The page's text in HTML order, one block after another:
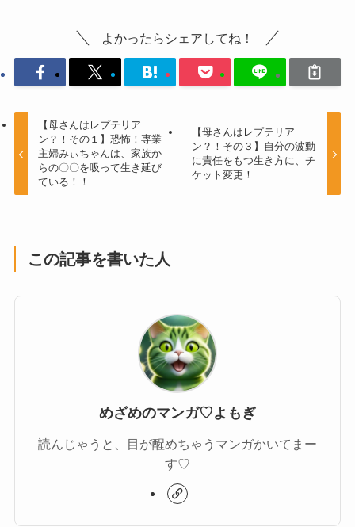
よかったらシェアしてね！
【母さんはレプテリア
ン？！その１】恐怖！専業
主婦みぃちゃんは、家族か
らの〇〇を吸って生き延び
ている！！
【母さんはレプテリア
ン？！その３】自分の波動
に責任をもつ生き方に、チ
ケット変更！
この記事を書いた人
めざめのマンガ♡よもぎ
読んじゃうと、目が醒めちゃうマンガかいてまー
す♡